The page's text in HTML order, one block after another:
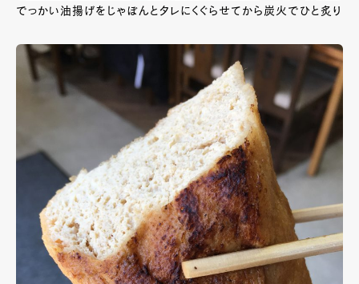
でっかい油揚げをじゃぼんとタレにくぐらせてから炭火でひと炙り